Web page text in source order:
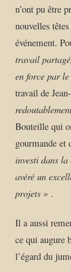
n’ont pu être
nouvelles
événement.
travail
en force par
travail de
Bouteille qui
gourmande et
investi dans
avéré un
projets » .
Il a aussi
ce qui augure
l’égard du